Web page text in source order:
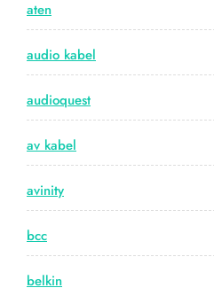
aten
audio kabel
audioquest
av kabel
avinity
bcc
belkin